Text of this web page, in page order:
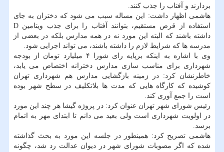
بردارند و آفتاب را جذب كنند.
هاشمی اظهار داشت: این مساله سبب می شود كه دختران به جای
استفاده از قرص مستقیم، بتوانند آفتاب را برای جذب ویتامین D
داشته باشند كه البته این مورد نه در همه مدارس بلكه در بعضی از
مدرسه ها كه شرایط لازم را داشته باشند، می تواند اجرایی شود.
وی با اشاره به اینكه برپایه رای شورا ۴ میلیارد تومان از بودجه
شهرداری برای مناسب سازی مدارس دخترانه اختصاص می یابد،
خاطرنشان كرد: در زمینه بازگشایی مدارس هم شهرداری تهران
كوشیده كه كارگاه هایی كه مدت ها بلاتكلیف در سطح شهر بوده
است را جمع آوری كند.
رئیس شورای شهر تهران عنوان كرد: در پروژه گیشا هر چند این مورد
در اولویت شهرداری است ولی بعید می دانم تا ابتدای مهر به اتمام
برسد.
هاشمی تصریح كرد: همینطور در جلسه این مورد به بحث گذاشته
شده كه اگر مصوبات شورای شهر در دیوان عدالت رد شد، چگونه